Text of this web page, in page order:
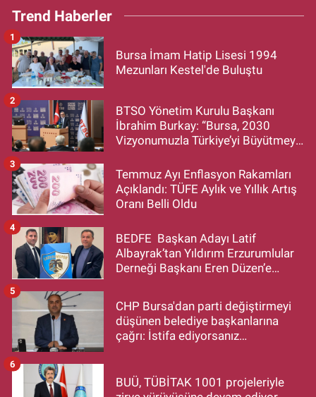
Trend Haberler
Bursa İmam Hatip Lisesi 1994
Mezunları Kestel'de Buluştu
1
BTSO Yönetim Kurulu Başkanı
İbrahim Burkay: “Bursa, 2030
Vizyonumuzla Türkiye’yi Büyütmeye
2
Temmuz Ayı Enflasyon Rakamları
Açıklandı: TÜFE Aylık ve Yıllık Artış
Oranı Belli Oldu
3
BEDFE Başkan Adayı Latif
Albayrak’tan Yıldırım Erzurumlular
Derneği Başkanı Eren Düzen’e
4
CHP Bursa'dan parti değiştirmeyi
düşünen belediye başkanlarına
çağrı: İstifa ediyorsanız
5
BUÜ, TÜBİTAK 1001 projeleriyle
6